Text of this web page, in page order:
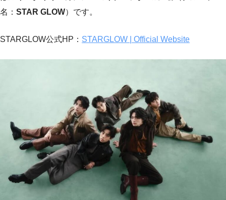
名： STAR GLOW）です。
STARGLOW公式HP： STARGLOW | Official Website